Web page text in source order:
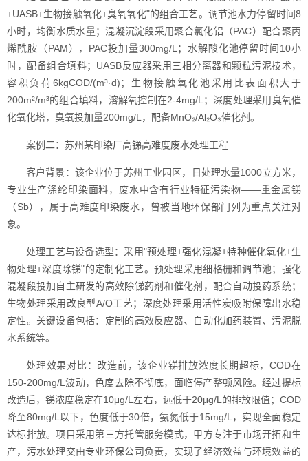
+UASB+生物接触氧化+臭氧氧化"的组合工艺。调节池水力停留时间8
小时，均衡水质水量；混凝沉淀段采用聚合氯化铝（PAC）配合聚丙
烯酰胺（PAM），PAC投加量300mg/L；水解酸化池停留时间10小
时，配备组合填料；UASB反应器采用三相分离器和颗粒污泥技术，
容积负荷6kgCOD/(m³·d)；生物接触氧化池采用比表面积大于
200m²/m³的组合填料，溶解氧控制在2-4mg/L；深度处理采用臭氧催
化氧化塔，臭氧投加量200mg/L，配备MnO₂/Al₂O₃催化剂。
案例二：苏州某印染厂高锑高难度废水处理工程
客户背景：该企业位于苏州工业园区，日处理水量1000立方米，
专业生产涤纶印染面料，废水中含有行业特征污染物——重金属锑
（Sb），属于高难度印染废水，曾被当地环保部门列为重点关注对
象。
处理工艺与设备选型：采用"预处理+强化混凝+特种催化氧化+生
物处理+深度除锑"的定制化工艺。预处理采用细格栅和调节池；强化
混凝段投加自主研发的高效除锑药剂和催化剂，配合自动投药系统；
生物处理采用改良型A/O工艺；深度处理采用活性炭吸附保障出水稳
定性。关键设备包括：定制的高效反应器、自动化加药装置、污泥脱
水系统等。
处理效果对比：改造前，该企业锑排放浓度长期超标，COD在
150-200mg/L波动，色度去除不彻底，面临停产整顿风险。经过提标
改造后，锑浓度稳定在10μg/L左右，远低于20μg/L的排放限值；COD
降至80mg/L以下，色度低于30倍，氨氮低于15mg/L，实现全面稳定
达标排放。项目采用第三方托管服务模式，甲方专注于市场开拓和生
产，污水处理交由专业环保公司负责，实现了经济效益与环境效益的